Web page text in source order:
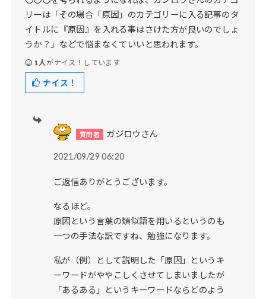
リーは「その場合「原因」のカテゴリーに入る記事のタ
イトルに『原因』を入れる事はさけた方が良いのでしょ
うか？」などで悩まなくていいと思われます。
1人がナイス！しています
ナイス！
ガジロウさん
2021/09/29 06:20
ご返信ありがとうございます。
なるほど。
原因という言葉の類似語を用いるというのも
一つの手法な訳ですね、勉強になります。
私が（例）として説明した「原因」というキ
ーワードがややこしくさせてしまいましたが
「あるある」というキーワードならどのよう